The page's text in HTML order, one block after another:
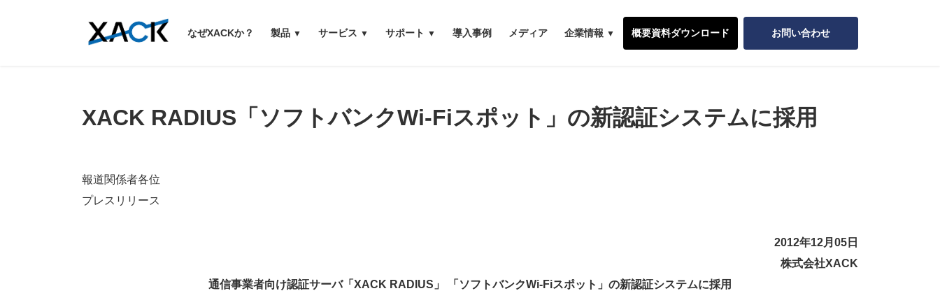
なぜXACKか？ 製品 サービス サポート 導入事例 メディア 企業情報 概要資料ダウンロード お問い合わせ
XACK RADIUS「ソフトバンクWi-Fiスポット」の新認証システムに採用
報道関係者各位
プレスリリース
2012年12月05日
株式会社XACK
通信事業者向け認証サーバ「XACK RADIUS」 「ソフトバンクWi-Fiスポット」の新認証システムに採用